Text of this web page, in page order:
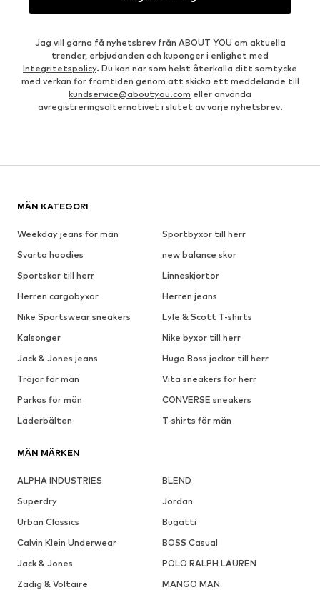
Jag vill gärna få nyhetsbrev från ABOUT YOU om aktuella
trender, erbjudanden och kuponger i enlighet med
Integritetspolicy. Du kan när som helst återkalla ditt samtycke
med verkan för framtiden genom att skicka ett meddelande till
kundservice@aboutyou.com eller använda
avregistreringsalternativet i slutet av varje nyhetsbrev.
MÄN KATEGORI
Weekday jeans för män
Sportbyxor till herr
Svarta hoodies
new balance skor
Sportskor till herr
Linneskjortor
Herren cargobyxor
Herren jeans
Nike Sportswear sneakers
Lyle & Scott T-shirts
Kalsonger
Nike byxor till herr
Jack & Jones jeans
Hugo Boss jackor till herr
Tröjor för män
Vita sneakers för herr
Parkas för män
CONVERSE sneakers
Läderbälten
T-shirts för män
MÄN MÄRKEN
ALPHA INDUSTRIES
BLEND
Superdry
Jordan
Urban Classics
Bugatti
Calvin Klein Underwear
BOSS Casual
Jack & Jones
POLO RALPH LAUREN
Zadig & Voltaire
MANGO MAN